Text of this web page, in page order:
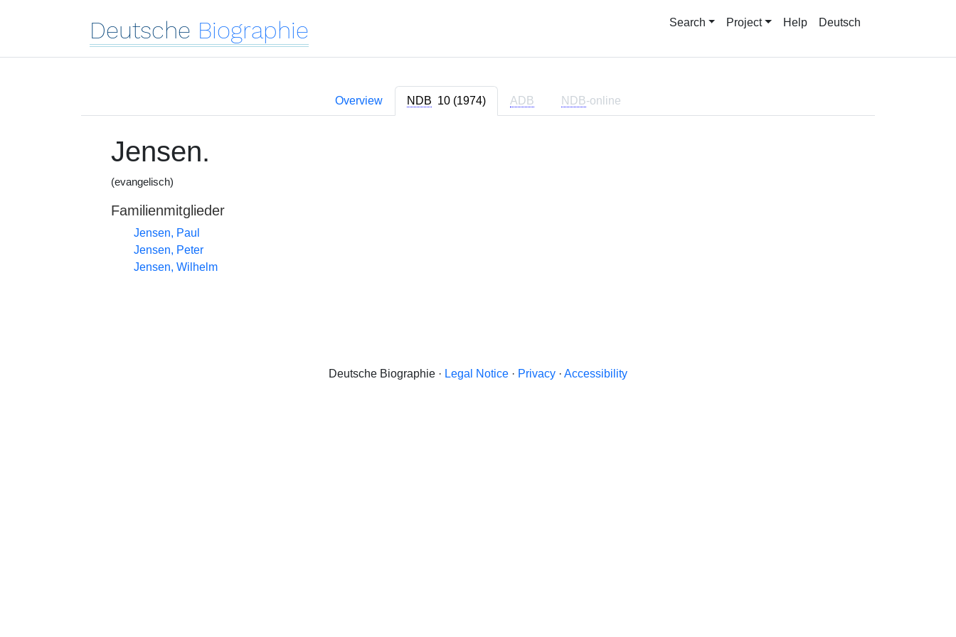
Deutsche Biographie Search Project Help Deutsch
Overview NDB 10 (1974) ADB NDB-online
Jensen.
(evangelisch)
Familienmitglieder
Jensen, Paul
Jensen, Peter
Jensen, Wilhelm
Deutsche Biographie · Legal Notice · Privacy · Accessibility